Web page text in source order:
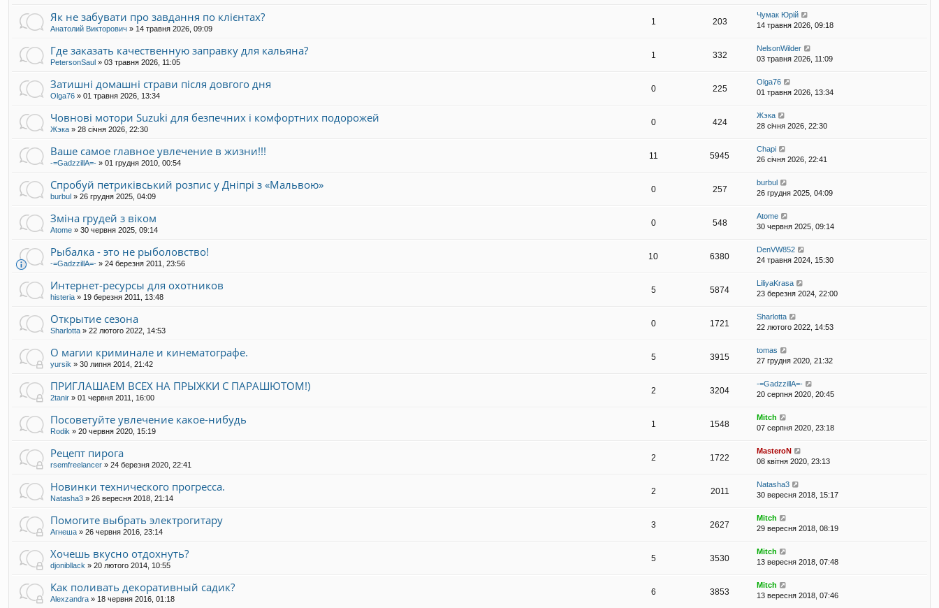
н
я
м
л
н
н
о
в
д
о
н
Як не забувати про завдання по клієнтах?
Анатолий Викторович » 14 травня 2026, 09:09
1 203
Чумак Юрій
14 травня 2026, 09:18
Где заказать качественную заправку для кальяна?
PetersonSaul » 03 травня 2026, 11:05
1 332
NelsonWilder
03 травня 2026, 11:09
Затишні домашні страви після довгого дня
Olga76 » 01 травня 2026, 13:34
0 225
Olga76
01 травня 2026, 13:34
Човнові мотори Suzuki для безпечних і комфортних подорожей
Жэка » 28 січня 2026, 22:30
0 424
Жэка
28 січня 2026, 22:30
Ваше самое главное увлечение в жизни!!!
-=GadzzillA=- » 01 грудня 2010, 00:54
11 5945
Chapi
26 січня 2026, 22:41
Спробуй петриківський розпис у Дніпрі з «Мальвою»
burbul » 26 грудня 2025, 04:09
0 257
burbul
26 грудня 2025, 04:09
Зміна грудей з віком
Atome » 30 червня 2025, 09:14
0 548
Atome
30 червня 2025, 09:14
Рыбалка - это не рыболовство!
-=GadzzillA=- » 24 березня 2011, 23:56
10 6380
DenVW852
24 травня 2024, 15:30
Интернет-ресурсы для охотников
histeria » 19 березня 2011, 13:48
5 5874
LiliyaKrasa
23 березня 2024, 22:00
Открытие сезона
Sharlotta » 22 лютого 2022, 14:53
0 1721
Sharlotta
22 лютого 2022, 14:53
О магии криминале и кинематографе.
yursik » 30 липня 2014, 21:42
5 3915
tomas
27 грудня 2020, 21:32
ПРИГЛАШАЕМ ВСЕХ НА ПРЫЖКИ С ПАРАШЮТОМ!)
2tanir » 01 червня 2011, 16:00
2 3204
-=GadzzillA=-
20 серпня 2020, 20:45
Посоветуйте увлечение какое-нибудь
Rodik » 20 червня 2020, 15:19
1 1548
Mitch
07 серпня 2020, 23:18
Рецепт пирога
rsemfreelancer » 24 березня 2020, 22:41
2 1722
MasteroN
08 квітня 2020, 23:13
Новинки технического прогресса.
Natasha3 » 26 вересня 2018, 21:14
2 2011
Natasha3
30 вересня 2018, 15:17
Помогите выбрать электрогитару
Агнеша » 26 червня 2016, 23:14
3 2627
Mitch
29 вересня 2018, 08:19
Хочешь вкусно отдохнуть?
djonibllack » 20 лютого 2014, 10:55
5 3530
Mitch
13 вересня 2018, 07:48
Как поливать декоративный садик?
Alexzandra » 18 червня 2016, 01:18
6 3853
Mitch
13 вересня 2018, 07:46